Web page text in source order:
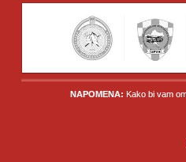
NAPOMENA: Kako bi vam